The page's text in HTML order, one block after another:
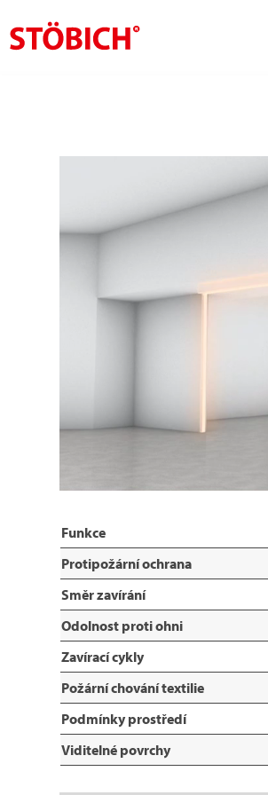
Rešení
Tematické světy
Kontakt
Funkce
Protipožární ochrana
Směr zavírání
Odolnost proti ohni
Zavírací cykly
Požární chování textilie
Podmínky prostředí
Viditelné povrchy